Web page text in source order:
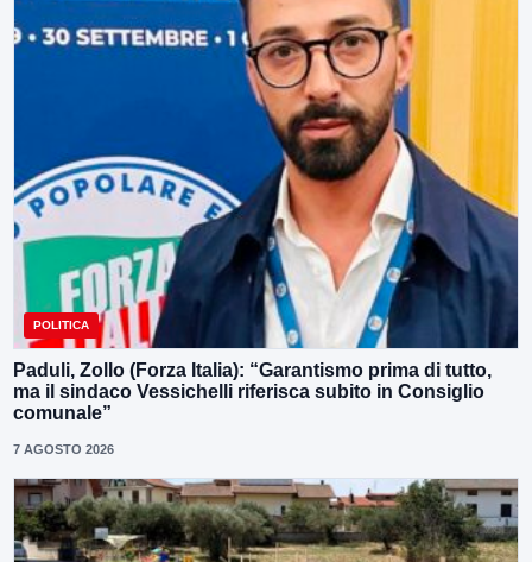
POLITICA
Paduli, Zollo (Forza Italia): “Garantismo prima di tutto,
ma il sindaco Vessichelli riferisca subito in Consiglio
comunale”
7 AGOSTO 2026